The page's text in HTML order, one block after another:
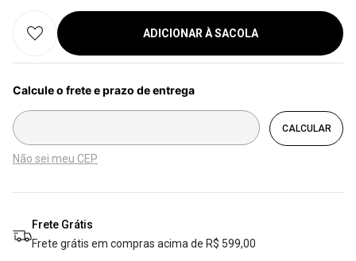
ADICIONAR À SACOLA
Não sei meu CEP
Frete Grátis
Frete grátis em compras acima de R$ 599,00